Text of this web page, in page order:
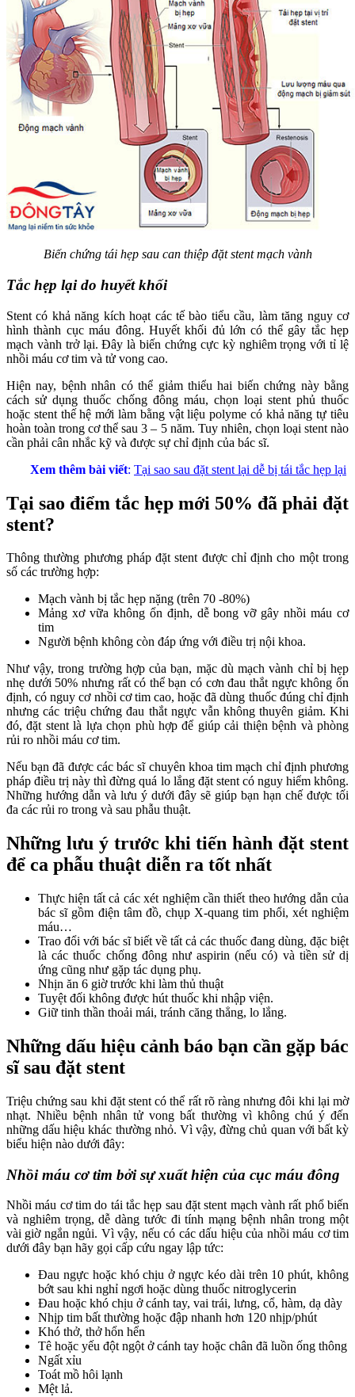
Biến chứng tái hẹp sau can thiệp đặt stent mạch vành
Tắc hẹp lại do huyết khối
Stent có khả năng kích hoạt các tế bào tiểu cầu, làm tăng nguy cơ
hình thành cục máu đông. Huyết khối đủ lớn có thể gây tắc hẹp
mạch vành trở lại. Đây là biến chứng cực kỳ nghiêm trọng với tỉ lệ
nhồi máu cơ tim và tử vong cao.
Hiện nay, bệnh nhân có thể giảm thiểu hai biến chứng này bằng
cách sử dụng thuốc chống đông máu, chọn loại stent phủ thuốc
hoặc stent thế hệ mới làm bằng vật liệu polyme có khả năng tự tiêu
hoàn toàn trong cơ thể sau 3 – 5 năm. Tuy nhiên, chọn loại stent nào
cần phải cân nhắc kỹ và được sự chỉ định của bác sĩ.
Xem thêm bài viết: Tại sao sau đặt stent lại dễ bị tái tắc hẹp lại
Tại sao điểm tắc hẹp mới 50% đã phải đặt
stent?
Thông thường phương pháp đặt stent được chỉ định cho một trong
số các trường hợp:
Mạch vành bị tắc hẹp nặng (trên 70 -80%)
Mảng xơ vữa không ổn định, dễ bong vỡ gây nhồi máu cơ
tim
Người bệnh không còn đáp ứng với điều trị nội khoa.
Như vậy, trong trường hợp của bạn, mặc dù mạch vành chỉ bị hẹp
nhẹ dưới 50% nhưng rất có thể bạn có cơn đau thắt ngực không ổn
định, có nguy cơ nhồi cơ tim cao, hoặc đã dùng thuốc đúng chỉ định
nhưng các triệu chứng đau thắt ngực vẫn không thuyên giảm. Khi
đó, đặt stent là lựa chọn phù hợp để giúp cải thiện bệnh và phòng
rủi ro nhồi máu cơ tim.
Nếu bạn đã được các bác sĩ chuyên khoa tim mạch chỉ định phương
pháp điều trị này thì đừng quá lo lắng đặt stent có nguy hiểm không.
Những hướng dẫn và lưu ý dưới đây sẽ giúp bạn hạn chế được tối
đa các rủi ro trong và sau phẫu thuật.
Những lưu ý trước khi tiến hành đặt stent
để ca phẫu thuật diễn ra tốt nhất
Thực hiện tất cả các xét nghiệm cần thiết theo hướng dẫn của
bác sĩ gồm điện tâm đồ, chụp X-quang tim phổi, xét nghiệm
máu…
Trao đổi với bác sĩ biết về tất cả các thuốc đang dùng, đặc biệt
là các thuốc chống đông như aspirin (nếu có) và tiền sử dị
ứng cũng như gặp tác dụng phụ.
Nhịn ăn 6 giờ trước khi làm thủ thuật
Tuyệt đối không được hút thuốc khi nhập viện.
Giữ tinh thần thoải mái, tránh căng thẳng, lo lắng.
Những dấu hiệu cảnh báo bạn cần gặp bác
sĩ sau đặt stent
Triệu chứng sau khi đặt stent có thể rất rõ ràng nhưng đôi khi lại mờ
nhạt. Nhiều bệnh nhân tử vong bất thường vì không chú ý đến
những dấu hiệu khác thường nhỏ. Vì vậy, đừng chủ quan với bất kỳ
biểu hiện nào dưới đây:
Nhồi máu cơ tim bởi sự xuất hiện của cục máu đông
Nhồi máu cơ tim do tái tắc hẹp sau đặt stent mạch vành rất phổ biến
và nghiêm trọng, dễ dàng tước đi tính mạng bệnh nhân trong một
vài giờ ngắn ngủi. Vì vậy, nếu có các dấu hiệu của nhồi máu cơ tim
dưới đây bạn hãy gọi cấp cứu ngay lập tức:
Đau ngực hoặc khó chịu ở ngực kéo dài trên 10 phút, không
bớt sau khi nghỉ ngơi hoặc dùng thuốc nitroglycerin
Đau hoặc khó chịu ở cánh tay, vai trái, lưng, cổ, hàm, dạ dày
Nhịp tim bất thường hoặc đập nhanh hơn 120 nhịp/phút
Khó thở, thở hổn hển
Tê hoặc yếu đột ngột ở cánh tay hoặc chân đã luồn ống thông
Ngất xỉu
Toát mồ hôi lạnh
Mệt lả.